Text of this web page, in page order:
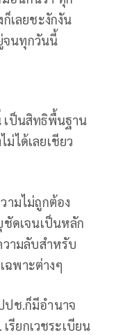
เลยชะงักงัน
จนทุกวันนี้
เป็นสิทธิพื้นฐาน
ได้เลยเชียว
ามไม่ถูกต้อง
ดเจนเป็นหลัก
ามลับสำหรับ
ฉพาะต่างๆ
ปช.ก็มีอำนาจ
รียกเวชระเบียน